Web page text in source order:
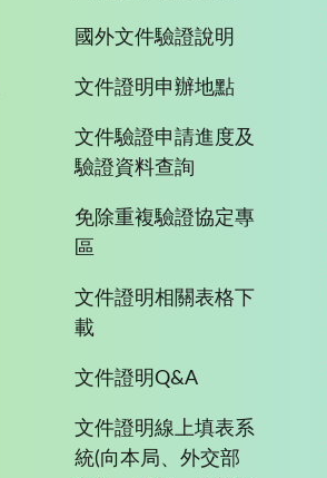
國外文件驗證說明
文件證明申辦地點
文件驗證申請進度及
驗證資料查詢
免除重複驗證協定專
區
文件證明相關表格下
載
文件證明Q&A
文件證明線上填表系
統(向本局、外交部